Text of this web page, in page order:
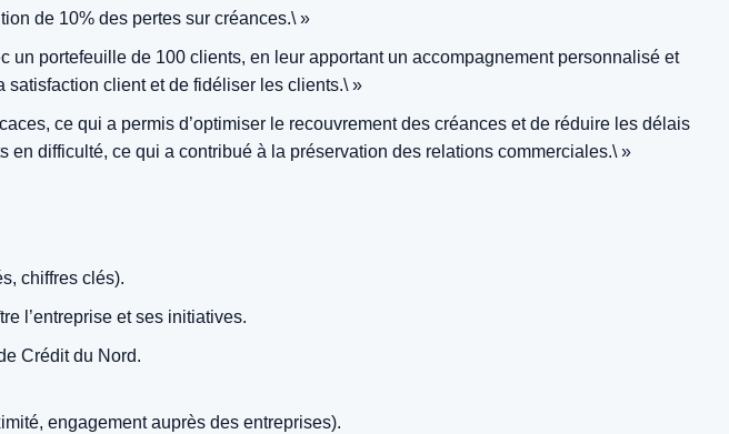
de 10% des pertes sur créances.\ »
un portefeuille de 100 clients, en leur apportant un accompagnement personnalisé et
satisfaction client et de fidéliser les clients.\ »
ce qui a permis d’optimiser le recouvrement des créances et de réduire les délais
difficulté, ce qui a contribué à la préservation des relations commerciales.\ »
chiffres clés).
l’entreprise et ses initiatives.
Crédit du Nord.
engagement auprès des entreprises).